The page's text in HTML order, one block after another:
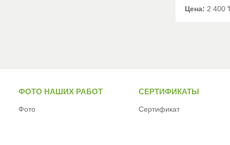
Цена: 2 400
ФОТО НАШИХ РАБОТ
Фото
СЕРТИФИКАТЫ
Сертификат